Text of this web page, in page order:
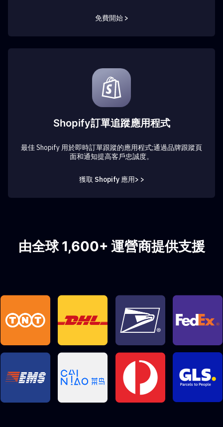
免費開始 >
Shopify訂單追蹤應用程式
最佳 Shopify 用於即時訂單跟蹤的應用程式;通過品牌跟蹤頁
面和通知提高客戶忠誠度。
獲取 Shopify 應用> >
由全球 1,600+ 運營商提供支援